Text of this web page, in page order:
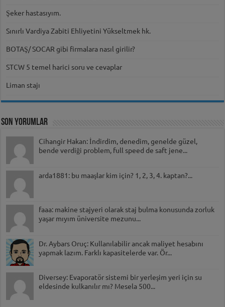
Şeker hastasıyım.
Sınırlı Vardiya Zabiti Ehliyetini Yükseltmek hk.
BOTAŞ/ SOCAR gibi firmalara nasıl girilir?
STCW 5 temel harici soru ve cevaplar
Liman stajı
Son Yorumlar
Cihangir Hakan: İndirdim, denedim, genelde güzel,
bende verdiği problem, full speed de saft jene...
arda1881: bu maaşlar kim için? 1, 2, 3, 4. kaptan?...
faaa: makine stajyeri olarak staj bulma konusunda zorluk
yaşar mıyım üniversite mezunu...
Dr. Aybars Oruç: Kullanılabilir ancak maliyet hesabını
yapmak lazım. Farklı kapasitelerde var. Ör...
Diversey: Evaporatör sistemi bir yerleşim yeri için su
eldesinde kulkanılır mı? Mesela 500...